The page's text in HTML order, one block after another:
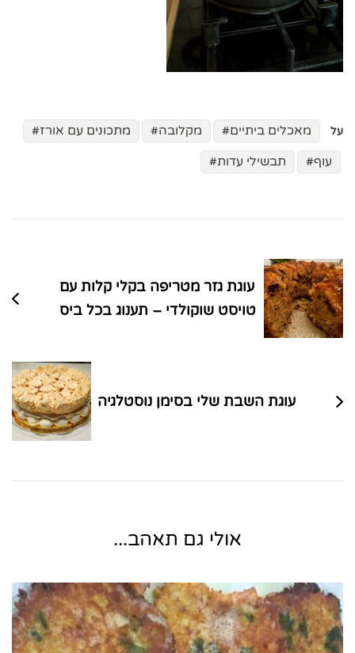
על מאכלים ביתיים מקלובה
מתכונים עם אורז
עוף
תבשילי עדות
בפוסטים
עוגת גזר מטריפה בקלי קלות עם
טויסט שוקולדי – תענוג בכל ביס
עוגת השבת שלי בסימן נוסטלגיה
אולי גם תאהב...